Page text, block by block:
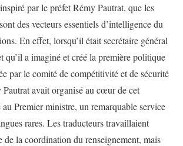
par le préfet Rémy Pautrat, que les
des vecteurs essentiels d’intelligence du
En effet, lorsqu’il était secrétaire général
a imaginé et créé la première politique
par le comité de compétitivité et de sécurité
avait organisé au cœur de cet
Premier ministre, un remarquable service
rares. Les traducteurs travaillaient
de la coordination du renseignement, mais